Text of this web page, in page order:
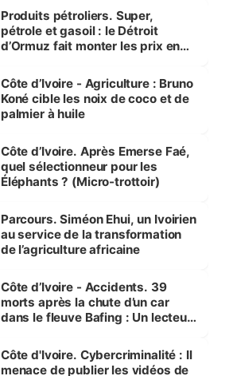
menacées
Produits pétroliers. Super,
pétrole et gasoil : le Détroit
d’Ormuz fait monter les prix en
Côte d’Ivoire - Agriculture : Bruno
Koné cible les noix de coco et de
palmier à huile
Côte d’Ivoire. Après Emerse Faé,
quel sélectionneur pour les
Éléphants ? (Micro-trottoir)
Parcours. Siméon Ehui, un Ivoirien
au service de la transformation
de l’agriculture africaine
Côte d’Ivoire - Accidents. 39
morts après la chute d’un car
dans le fleuve Bafing : Un lecteur
des Transports
Côte d'Ivoire. Cybercriminalité : Il
menace de publier les vidéos de